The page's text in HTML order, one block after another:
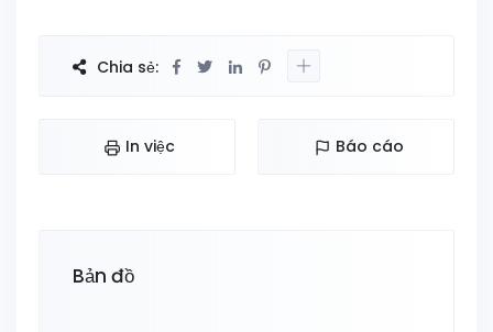
Chia sẻ:
In việc Báo cáo
Bản đồ